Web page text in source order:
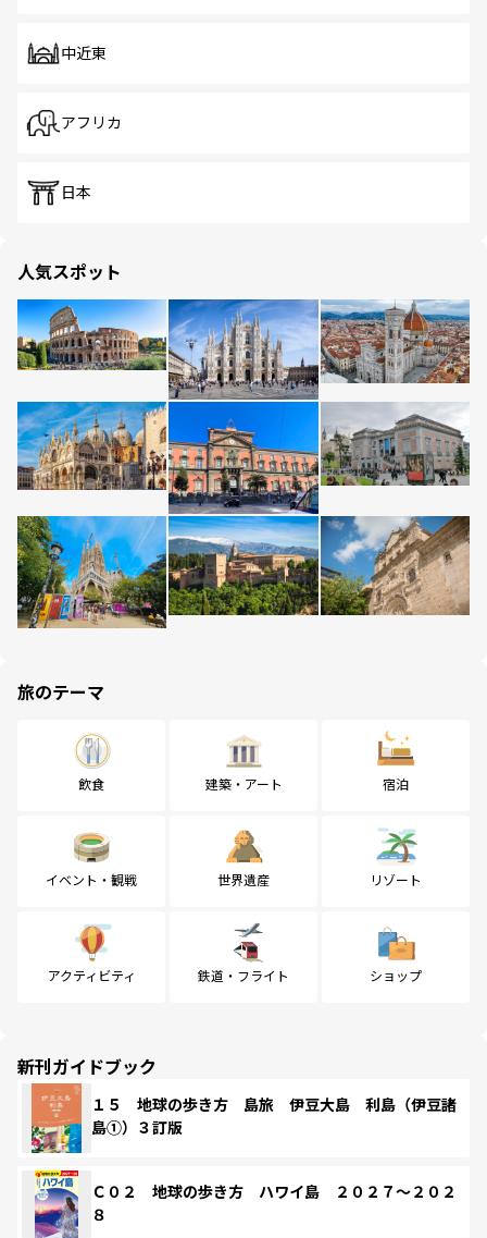
中近東
アフリカ
日本
人気スポット
旅のテーマ
飲食 建築・アート 宿泊
イベント・観戦 世界遺産 リゾート
アクティビティ 鉄道・フライト ショップ
新刊ガイドブック
１５ 地球の歩き方 島旅 伊豆大島 利島（伊豆諸
島①）３訂版
Ｃ０２ 地球の歩き方 ハワイ島 ２０２７～２０２
８